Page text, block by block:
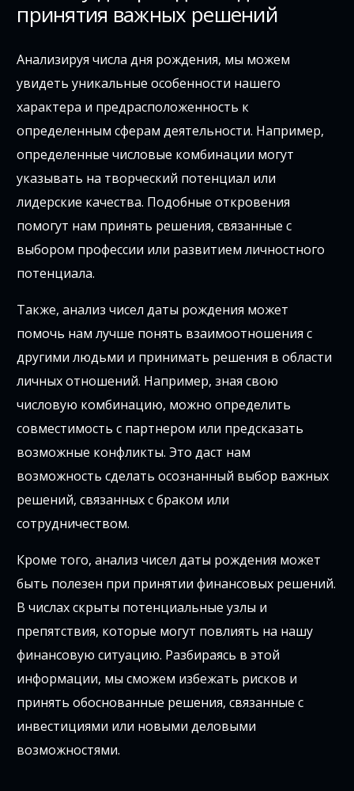
принятия важных решений
Анализируя числа дня рождения, мы можем
увидеть уникальные особенности нашего
характера и предрасположенность к
определенным сферам деятельности. Например,
определенные числовые комбинации могут
указывать на творческий потенциал или
лидерские качества. Подобные откровения
помогут нам принять решения, связанные с
выбором профессии или развитием личностного
потенциала.
Также, анализ чисел даты рождения может
помочь нам лучше понять взаимоотношения с
другими людьми и принимать решения в области
личных отношений. Например, зная свою
числовую комбинацию, можно определить
совместимость с партнером или предсказать
возможные конфликты. Это даст нам
возможность сделать осознанный выбор важных
решений, связанных с браком или
сотрудничеством.
Кроме того, анализ чисел даты рождения может
быть полезен при принятии финансовых решений.
В числах скрыты потенциальные узлы и
препятствия, которые могут повлиять на нашу
финансовую ситуацию. Разбираясь в этой
информации, мы сможем избежать рисков и
принять обоснованные решения, связанные с
инвестициями или новыми деловыми
возможностями.